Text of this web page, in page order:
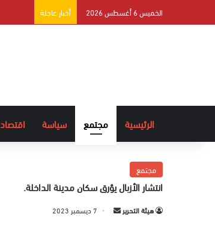
الخميس 6 أغسطس 2026 أخبار عاجلة
الرئيسية مجتمع سياسة اقتصاد
مجتمع
انتشار الأزبال يؤرق سكان مدينة الداخلة.
هيئة التحرير 7 ديسمبر 2023